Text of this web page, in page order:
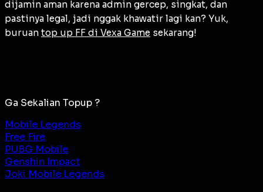
dijamin aman karena admin gercep, singkat, dan
pastinya legal, jadi nggak khawatir lagi kan? Yuk,
buruan top up FF di Vexa Game sekarang!
Ga Sekalian Topup ?
Mobile Legends
Free Fire
PUBG Mobile
Genshin Impact
Joki Mobile Legends